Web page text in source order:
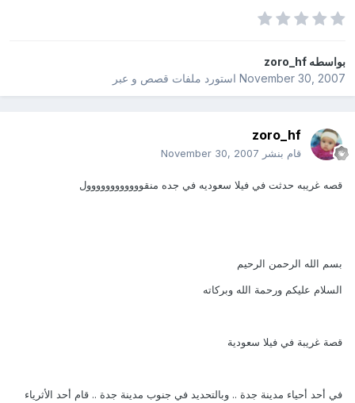
بواسطهzoro_hf
November 30, 2007استورد ملفات قصص و عبر
zoro_hf
قام بنشر November 30, 2007
قصه غريبه حدثت في فيلا سعوديه في جده منقوووووووووووول
بسم الله الرحمن الرحيم
السلام عليكم ورحمة الله وبركاته
قصة غريبة في فيلا سعودية
في أحد أحياء مدينة جدة .. ‏وبالتحديد في جنوب مدينة جدة .. ‏قام أحد الأثرياء